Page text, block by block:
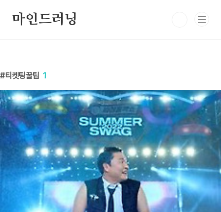
마인드러닝
티켓팅꿀팁 1